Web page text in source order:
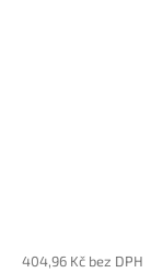
404,96 Kč bez DPH